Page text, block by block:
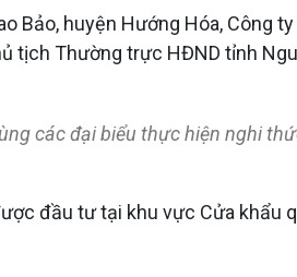
Bảo, huyện Hướng Hóa, Công
tịch Thường trực HĐND tỉnh
các đại biểu thực hiện nghi
đầu tư tại khu vực Cửa